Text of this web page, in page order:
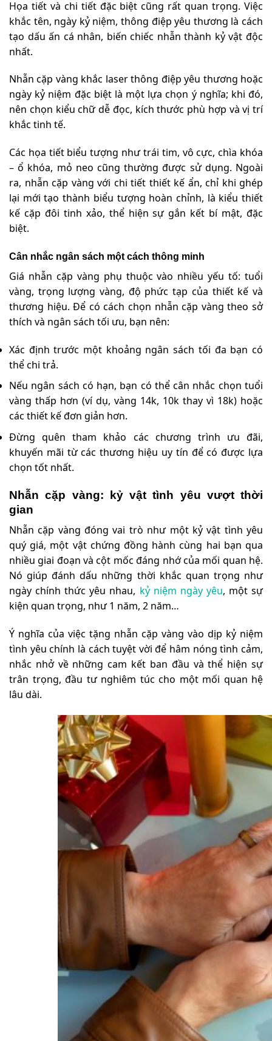
Họa tiết và chi tiết đặc biệt cũng rất quan trọng. Việc
khắc tên, ngày kỷ niệm, thông điệp yêu thương là cách
tạo dấu ấn cá nhân, biến chiếc nhẫn thành kỷ vật độc
nhất.
Nhẫn cặp vàng khắc laser thông điệp yêu thương hoặc
ngày kỷ niệm đặc biệt là một lựa chọn ý nghĩa; khi đó,
nên chọn kiểu chữ dễ đọc, kích thước phù hợp và vị trí
khắc tinh tế.
Các họa tiết biểu tượng như trái tim, vô cực, chìa khóa
– ổ khóa, mỏ neo cũng thường được sử dụng. Ngoài
ra, nhẫn cặp vàng với chi tiết thiết kế ẩn, chỉ khi ghép
lại mới tạo thành biểu tượng hoàn chỉnh, là kiểu thiết
kế cặp đôi tinh xảo, thể hiện sự gắn kết bí mật, đặc
biệt.
Cân nhắc ngân sách một cách thông minh
Giá nhẫn cặp vàng phụ thuộc vào nhiều yếu tố: tuổi
vàng, trọng lượng vàng, độ phức tạp của thiết kế và
thương hiệu. Để có cách chọn nhẫn cặp vàng theo sở
thích và ngân sách tối ưu, bạn nên:
Xác định trước một khoảng ngân sách tối đa bạn có
thể chi trả.
Nếu ngân sách có hạn, bạn có thể cân nhắc chọn tuổi
vàng thấp hơn (ví dụ, vàng 14k, 10k thay vì 18k) hoặc
các thiết kế đơn giản hơn.
Đừng quên tham khảo các chương trình ưu đãi,
khuyến mãi từ các thương hiệu uy tín để có được lựa
chọn tốt nhất.
Nhẫn cặp vàng: kỷ vật tình yêu vượt thời
gian
Nhẫn cặp vàng đóng vai trò như một kỷ vật tình yêu
quý giá, một vật chứng đồng hành cùng hai bạn qua
nhiều giai đoạn và cột mốc đáng nhớ của mối quan hệ.
Nó giúp đánh dấu những thời khắc quan trọng như
ngày chính thức yêu nhau, kỷ niệm ngày yêu, một sự
kiện quan trọng, như 1 năm, 2 năm…
Ý nghĩa của việc tặng nhẫn cặp vàng vào dịp kỷ niệm
tình yêu chính là cách tuyệt vời để hâm nóng tình cảm,
nhắc nhở về những cam kết ban đầu và thể hiện sự
trân trọng, đầu tư nghiêm túc cho một mối quan hệ
lâu dài.